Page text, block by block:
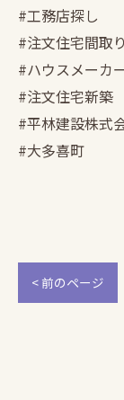
#工務店探し
#注文住宅間取り
#ハウスメーカ
#注文住宅新築
#平林建設株式
#大多喜町
< 前のページ